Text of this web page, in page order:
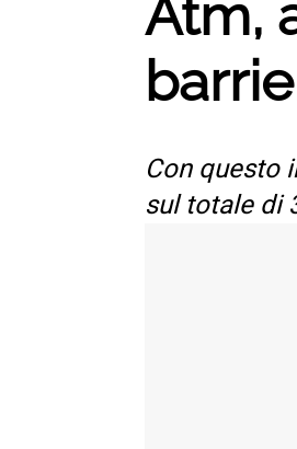
Atm,
Con questo
sul totale di